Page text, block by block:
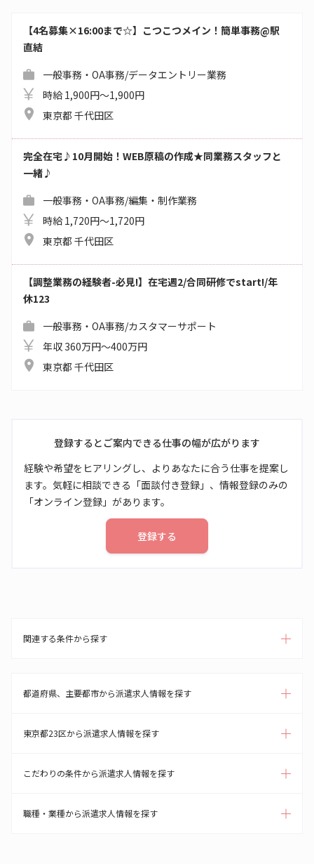
【4名募集×16:00まで☆】こつこつメイン！簡単事務@駅
直結
一般事務・OA事務/データエントリー業務
時給 1,900円～1,900円
東京都 千代田区
完全在宅♪10月開始！WEB原稿の作成★同業務スタッフと
一緒♪
一般事務・OA事務/編集・制作業務
時給 1,720円～1,720円
東京都 千代田区
【調整業務の経験者-必見!】在宅週2/合同研修でstart!/年
休123
一般事務・OA事務/カスタマーサポート
年収 360万円～400万円
東京都 千代田区
登録するとご案内できる仕事の幅が広がります
経験や希望をヒアリングし、よりあなたに合う仕事を提案し
ます。気軽に相談できる「面談付き登録」、情報登録のみの
「オンライン登録」があります。
登録する
関連する条件から探す
都道府県、主要都市から派遣求人情報を探す
東京都23区から派遣求人情報を探す
こだわりの条件から派遣求人情報を探す
職種・業種から派遣求人情報を探す